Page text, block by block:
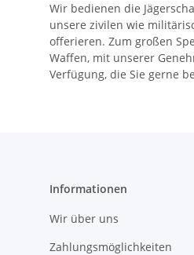
Wir bedienen die
unsere zivilen wie
offerieren. Zum großen
Waffen, mit unserer
Verfügung, die Sie gerne
Informationen
Wir über uns
Zahlungsmöglichkeiten